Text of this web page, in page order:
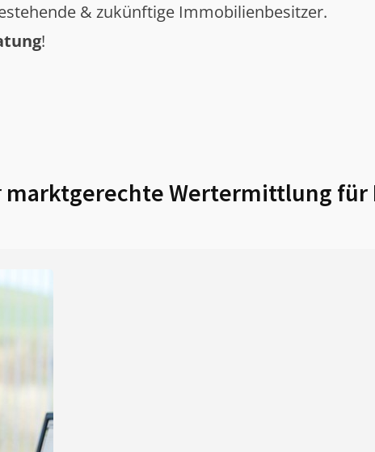
& zukünftige Immobilienbesitzer.
!
marktgerechte Wertermittlung für